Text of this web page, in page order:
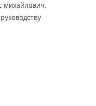
михайлович.